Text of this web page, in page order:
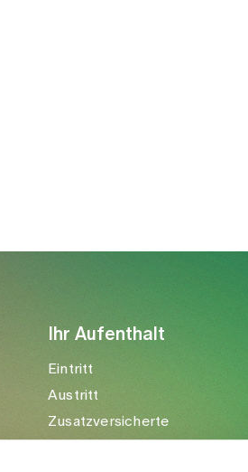
Ihr Aufenthalt
Eintritt
Austritt
Zusatzversicherte